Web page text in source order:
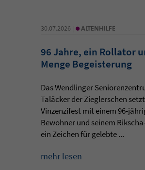
30.07.2026 | • ALTENHILFE
96 Jahre, ein Rollator
Menge Begeisterung
Das Wendlinger
Taläcker der Zieglerschen
Vinzenzifest mit einem 96-
Bewohner und seinem
ein Zeichen für gelebte ...
mehr lesen